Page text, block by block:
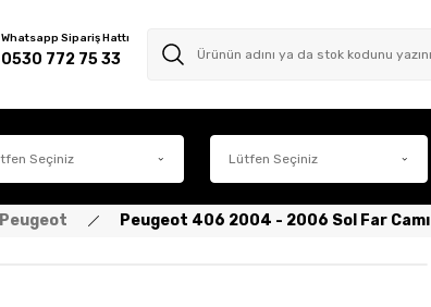
Whatsapp Sipariş Hattı
0530 772 75 33
Peugeot Peugeot 406 2004 - 2006 Sol Far Camı